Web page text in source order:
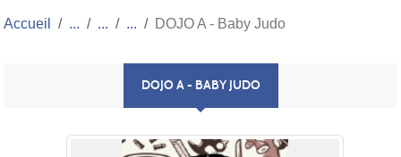
Accueil DOJO A - Baby Judo
DOJO A - BABY JUDO